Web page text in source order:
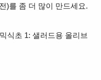
)를 좀 더 많이 만드세요.
식초 1: 샐러드용 올리브